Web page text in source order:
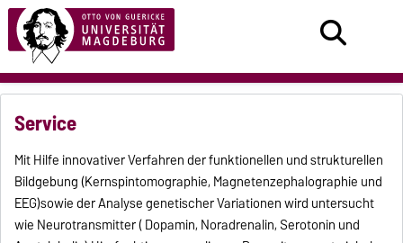
Service
Mit Hilfe innovativer Verfahren der funktionellen und strukturellen
Bildgebung (Kernspintomographie, Magnetenzephalographie und
EEG)sowie der Analyse genetischer Variationen wird untersucht
wie Neurotransmitter ( Dopamin, Noradrenalin, Serotonin und